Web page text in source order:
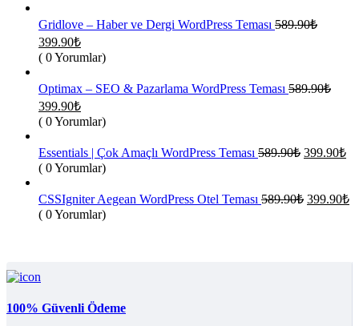
Gridlove – Haber ve Dergi WordPress Teması 589.90₺
Orijinal
fiyat:
399.90₺Şu
andaki
fiyat:
399.90₺.
( 0 Yorumlar)
Optimax – SEO & Pazarlama WordPress Teması 589.90₺
Orijinal
fiyat:
399.90₺Şu
andaki
fiyat:
399.90₺.
( 0 Yorumlar)
Essentials | Çok Amaçlı WordPress Teması 589.90₺ Orijinal
399.90₺Şu
( 0 Yorumlar)
CSSIgniter Aegean WordPress Otel Teması 589.90₺ Orijinal
399.90₺
( 0 Yorumlar)
100% Güvenli Ödeme